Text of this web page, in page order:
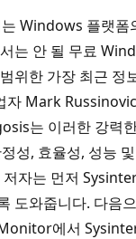
Windows 플랫폼
는 안 될 무료
위한 가장 최근 정
자 Mark
는 이러한 강력
성, 효율성, 성능
자는 먼저
도와줍니다. 다음
에서